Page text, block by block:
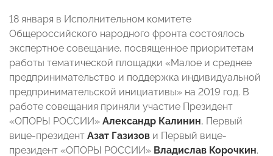
18 января в Исполнительном комитете
Общероссийского народного фронта состоялось
экспертное совещание, посвященное приоритетам
работы тематической площадки «Малое и среднее
предпринимательство и поддержка индивидуальной
предпринимательской инициативы» на 2019 год. В
работе совещания приняли участие Президент
«ОПОРЫ РОССИИ» Александр Калинин, Первый
вице-президент Азат Газизов и Первый вице-
президент «ОПОРЫ РОССИИ» Владислав Корочкин.